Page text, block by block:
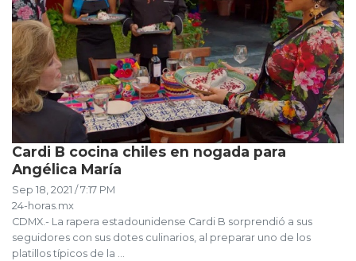
Cardi B cocina chiles en nogada para
Angélica María
Sep 18, 2021 / 7:17 PM
24-horas.mx
CDMX.- La rapera estadounidense Cardi B sorprendió a sus
seguidores con sus dotes culinarios, al preparar uno de los
platillos típicos de la ...